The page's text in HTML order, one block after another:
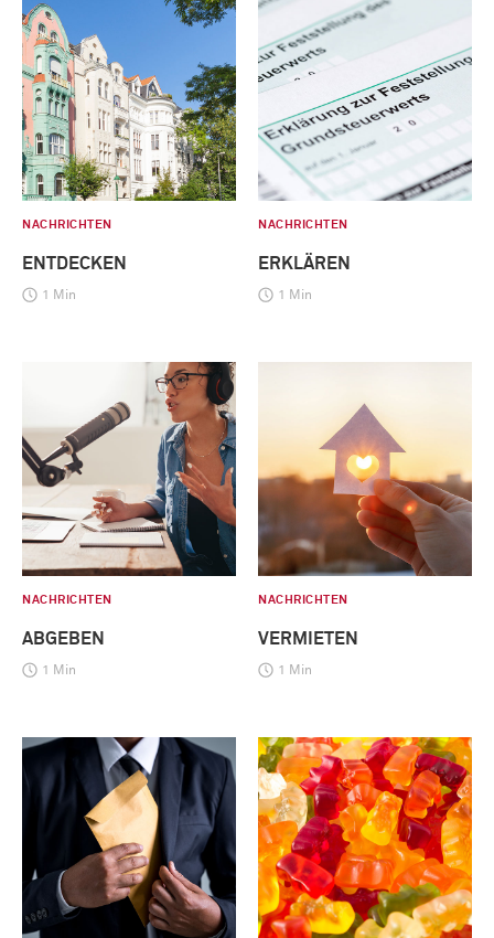
NACHRICHTEN
ENTDECKEN
1 Min
NACHRICHTEN
ERKLÄREN
1 Min
NACHRICHTEN
ABGEBEN
1 Min
NACHRICHTEN
VERMIETEN
1 Min